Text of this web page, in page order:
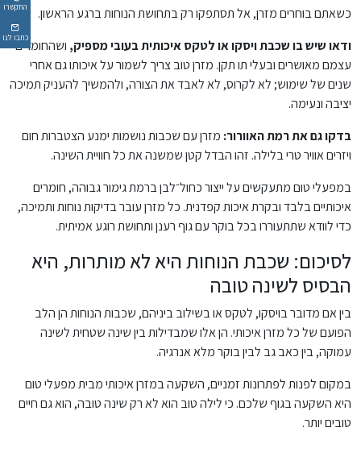
התקשרו
כתבו לנו
כשאתם בוחרים מזרן, אל תסתפקו רק בתחושת הנוחות ברגע הראשון.
ודאו שיש בו שכבת ויסקו או לטקס איכותית בעובי מספיק, ושהחומרים
עצמם מאושרים ובעלי תו תקן. מזרן טוב צריך לשמור על איכותו גם אחרי
שנים של שימוש; לא לקרוס, לא לאבד את הצורה, ולהמשיך להעניק תמיכה
יציבה ונעימה.
בדקו גם את רמת האוורור: מזרן עם שכבות נושמות ימנע הצטברות חום
ויזרים אוויר טרי בלילה. זהו הבדל קטן שמשנה את כל חוויית השינה.
במפעלי טום מתעקשים על ייצור כחול־לבן ברמת גימור גבוהה, חומרים
איכותיים בלבד ובקרת איכות קפדנית. כל מזרן עובר בדיקות נוחות ותמיכה,
כדי לוודא שתתעוררו בכל בוקר עם גוף רענן ותחושת רוגע אמיתית.
לסיכום: שכבת הנוחות היא לא מותרות, היא
הבסיס לשינה טובה
בין אם מדובר בויסקו, לטקס או בשילוב ביניהם, שכבות הנוחות הן הלב
הפועם של כל מזרן איכותי. הן אלו שמבדילות בין שינה שטחית לשינה
עמוקה, בין כאב גב לבין בוקר מלא אנרגיה.
במקום לפנות לפתרונות זמניים, השקעה במזרן איכותי מבית מפעלי טום
היא השקעה בגוף שלכם. כי לילה טוב הוא לא רק שינה טובה, הוא גם חיים
טובים יותר.